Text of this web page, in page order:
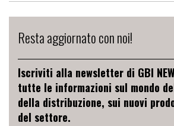
Resta aggiornato con noi!
Iscriviti alla newsletter di GBI
tutte le informazioni sul mondo
della distribuzione, sui nuovi
del settore.